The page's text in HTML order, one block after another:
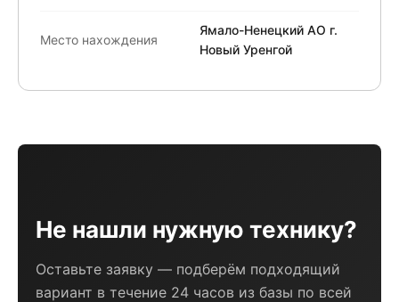
Место нахождения
Ямало-Ненецкий АО г.
Новый Уренгой
Не нашли нужную технику?
Оставьте заявку — подберём подходящий
вариант в течение 24 часов из базы по всей